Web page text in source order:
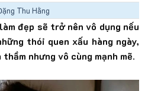
Thu Hằng
đẹp sẽ trở nên vô dụng nếu
thói quen xấu hàng ngày,
nhưng vô cùng mạnh mẽ.